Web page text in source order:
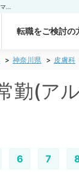
転職をご検討の
神奈川県 皮膚科
勤(ア
6 7